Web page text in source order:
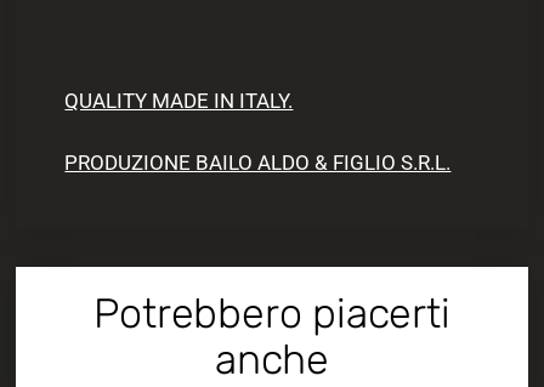
QUALITY MADE IN ITALY.
PRODUZIONE BAILO ALDO & FIGLIO S.R.L.
Potrebbero piacerti
anche